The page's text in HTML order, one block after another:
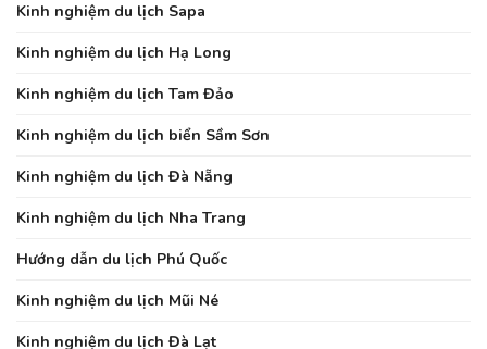
Kinh nghiệm du lịch Sapa
Kinh nghiệm du lịch Hạ Long
Kinh nghiệm du lịch Tam Đảo
Kinh nghiệm du lịch biển Sầm Sơn
Kinh nghiệm du lịch Đà Nẵng
Kinh nghiệm du lịch Nha Trang
Hướng dẫn du lịch Phú Quốc
Kinh nghiệm du lịch Mũi Né
Kinh nghiệm du lịch Đà Lạt